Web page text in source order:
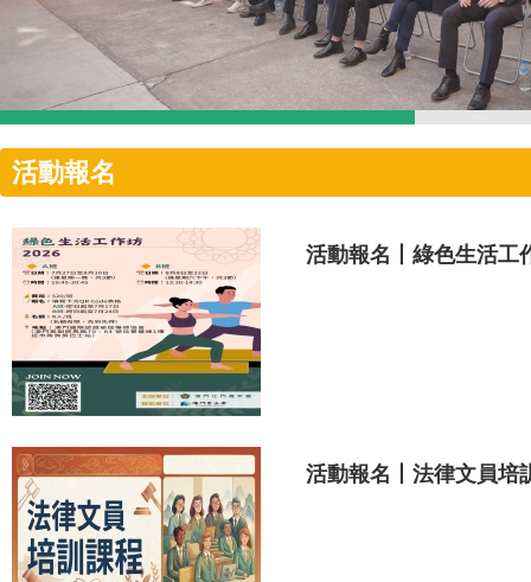
活動報名
活動報名丨綠色生活工
活動報名丨法律文員培